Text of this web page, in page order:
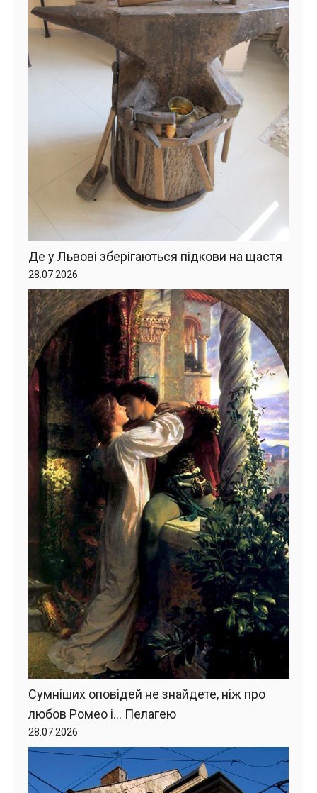
Де у Львові зберігаються підкови на щастя
28.07.2026
Сумніших оповідей не знайдете, ніж про
любов Ромео і… Пелагею
28.07.2026